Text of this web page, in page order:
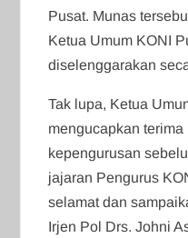
Pusat. Munas
Ketua Umum KONI
diselenggarakan
Tak lupa, Ketua
mengucapkan terima
kepengurusan
jajaran Pengurus
selamat dan
Irjen Pol Drs. Johni